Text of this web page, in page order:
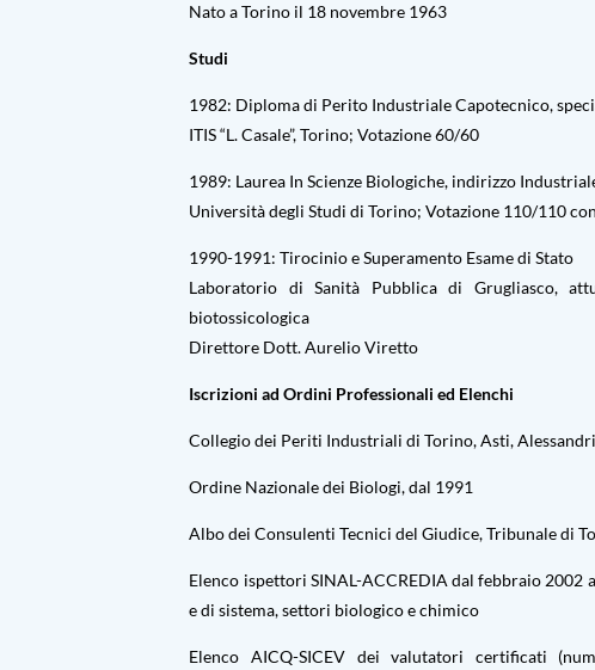
Nato a Torino il 18 novembre 1963
Studi
1982: Diploma di Perito Industriale Capotecnico,
ITIS “L. Casale”, Torino; Votazione 60/60
1989: Laurea In Scienze Biologiche, indirizzo
Università degli Studi di Torino; Votazione 110/110
1990-1991: Tirocinio e Superamento Esame di Stato
Laboratorio di Sanità Pubblica di Grugliasco,
biotossicologica
Direttore Dott. Aurelio Viretto
Iscrizioni ad Ordini Professionali ed Elenchi
Collegio dei Periti Industriali di Torino, Asti,
Ordine Nazionale dei Biologi, dal 1991
Albo dei Consulenti Tecnici del Giudice, Tribunale di
Elenco ispettori SINAL-ACCREDIA dal febbraio 2002
e di sistema, settori biologico e chimico
Elenco AICQ-SICEV dei valutatori certificati